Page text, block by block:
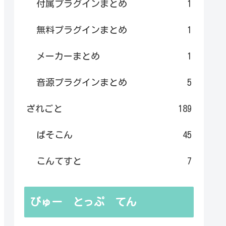
付属プラグインまとめ 1
無料プラグインまとめ 1
メーカーまとめ 1
音源プラグインまとめ 5
ざれごと 189
ぱそこん 45
こんてすと 7
びゅー とっぷ てん